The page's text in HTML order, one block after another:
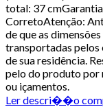
total: 37
CorretoAtenção:
de que as
transportadas pelos
de sua residência.
pelo do produto por
ou içamentos.
Ler descri��o